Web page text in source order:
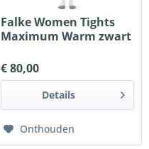
Falke Women Tights
Maximum Warm zwart
€ 80,00
Details
Onthouden